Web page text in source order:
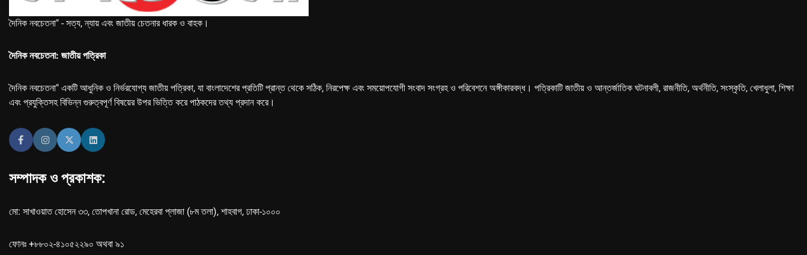
দৈনিক নবচেতনা" - সত্য, ন্যায় এবং জাতীয় চেতনার ধারক ও বাহক।
দৈনিক নবচেতনা: জাতীয় পত্রিকা
দৈনিক নবচেতনা" একটি আধুনিক ও নির্ভরযোগ্য জাতীয় পত্রিকা, যা বাংলাদেশের প্রতিটি প্রান্ত থেকে সঠিক, নিরপেক্ষ এবং সময়োপযোগী সংবাদ সংগ্রহ ও পরিবেশনে অঙ্গীকারবদ্ধ। পত্রিকাটি জাতীয় ও আন্তর্জাতিক ঘটনাবলী, রাজনীতি, অর্থনীতি, সংস্কৃতি, খেলাধুলা, শিক্ষা
এবং প্রযুক্তিসহ বিভিন্ন গুরুত্বপূর্ণ বিষয়ের উপর ভিত্তি করে পাঠকদের তথ্য প্রদান করে।
সম্পাদক ও প্রকাশক:
মো: সাখাওয়াত হোসেন ৩৩, তোপখানা রোড, মেহেরবা প্লাজা (৮ম তলা), শাহবাগ, ঢাকা-১০০০
ফোনঃ +৮৮০২-৪১০৫২২৯০ অথবা ৯১